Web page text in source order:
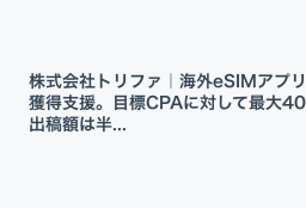
株式会社トリファ｜海外eSIMアプ
獲得支援。目標CPAに対して最大
出稿額は半...